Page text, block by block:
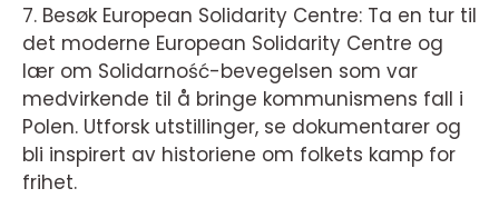
7. Besøk European Solidarity Centre: Ta en tur til
det moderne European Solidarity Centre og
lær om Solidarność-bevegelsen som var
medvirkende til å bringe kommunismens fall i
Polen. Utforsk utstillinger, se dokumentarer og
bli inspirert av historiene om folkets kamp for
frihet.